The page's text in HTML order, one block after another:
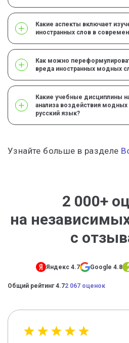
Какие аспекты включает
иностранных слов в
Как можно
вреда иностранных модных
Какие учебные дисциплины
анализа воздействия модных
русский язык?
Узнайте больше в разделе
2 000+
на
с
Яндекс 4.7 Google 4.8
Общий рейтинг 4.72 067 оценок